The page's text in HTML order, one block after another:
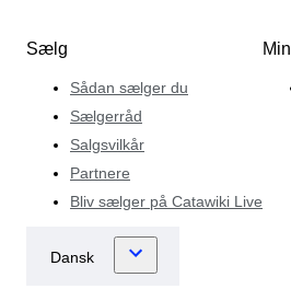
Sælg
Sådan sælger du
Sælgerråd
Salgsvilkår
Partnere
Bliv sælger på Catawiki Live